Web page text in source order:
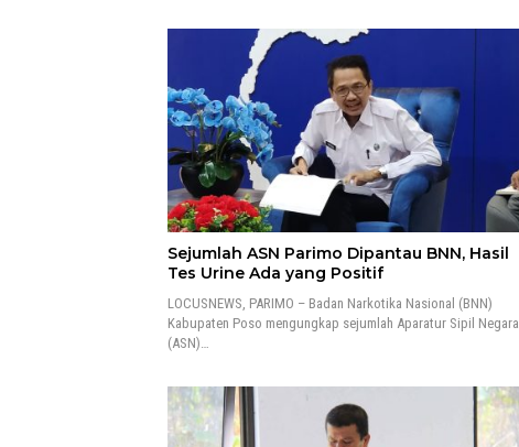
Sejumlah ASN Parimo Dipantau BNN, Hasil
Tes Urine Ada yang Positif
LOCUSNEWS, PARIMO – Badan Narkotika Nasional (BNN)
Kabupaten Poso mengungkap sejumlah Aparatur Sipil Negara
(ASN)…